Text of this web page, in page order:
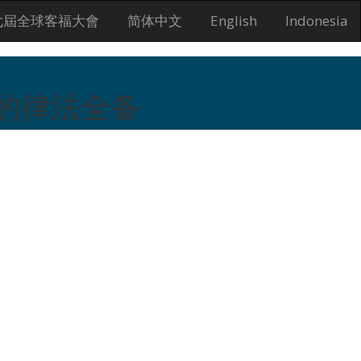
全球客福大會 简体中文 English Indonesia
律法全备